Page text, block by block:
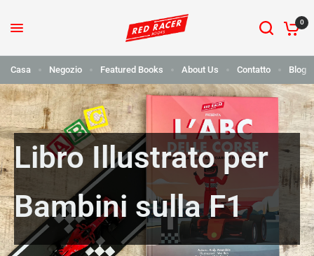
0
Casa Negozio Featured Books About Us Contatto Blog
Libro Illustrato per
Bambini sulla F1